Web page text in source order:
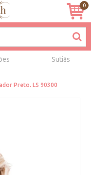
0
Sutiãs
Preto. LS 90300